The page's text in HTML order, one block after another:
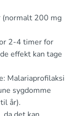
200 mg
2-4 timer for
effekt kan tage
Malariaprofilaksi
sygdomme
år).